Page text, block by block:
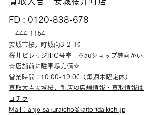
FD : 0120-838-678
〒444-1154
安城市桜井町城向3-2-10
桜井ビレッジⅢC号室　※auショップ様向かい
☆店舗前に駐車場完備☆
営業時間：10:00~19:00（毎週木曜定休）
買取大吉安城桜井町店の店舗情報・買取情報は
コチラ
Mail：anjo-sakuraicho@kaitoridaikichi.jp